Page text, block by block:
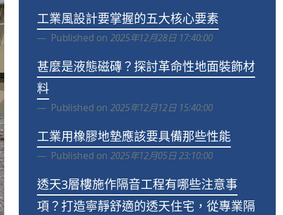
工業風設計要掌握的五大核心要素
Published on 2025年12月28日 17:40:00
甚麼是液態磁磚？探討革命性地面裝飾材
料
Published on 2025年12月12日 15:40:00
工業用橡膠地墊應該要具備那些性能
Published on 2025年12月05日 23:10:00
透天3層樓施作隔音工程有哪些注意事
項？打造寧靜舒適的透天住宅，從專業隔